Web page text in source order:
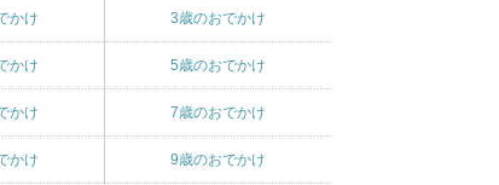
かけ 3歳のおでかけ
かけ 5歳のおでかけ
かけ 7歳のおでかけ
かけ 9歳のおでかけ